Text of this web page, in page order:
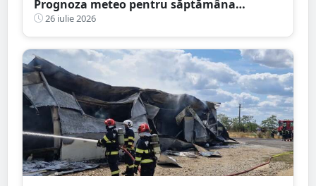
Prognoza meteo pentru săptămâna
următoare
26 iulie 2026